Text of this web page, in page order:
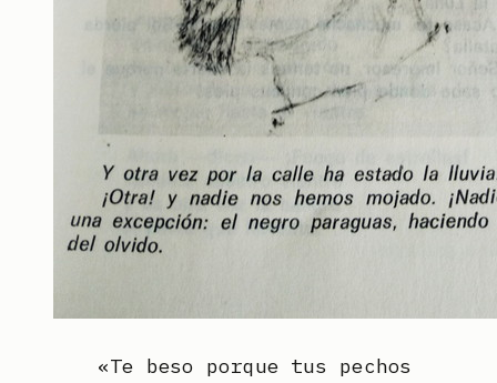
«Te beso porque tus pechos